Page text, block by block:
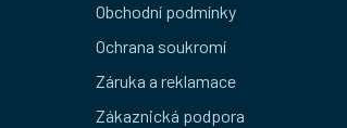
Obchodní podmínky
Ochrana soukromí
Záruka a reklamace
Zákaznická podpora